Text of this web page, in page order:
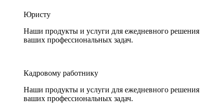
Юристу
Наши продукты и услуги для ежедневного решения
ваших профессиональных задач.
Кадровому работнику
Наши продукты и услуги для ежедневного решения
ваших профессиональных задач.